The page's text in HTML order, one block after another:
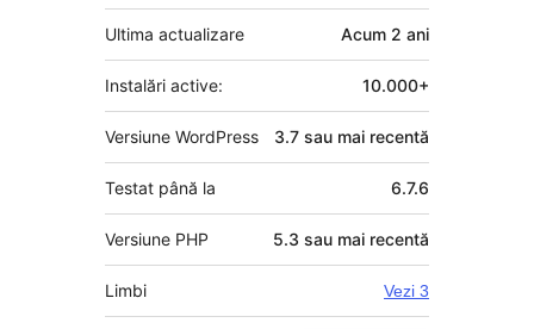
Ultima actualizare Acum 2 ani
Instalări active: 10.000+
Versiune WordPress 3.7 sau mai recentă
Testat până la 6.7.6
Versiune PHP 5.3 sau mai recentă
Limbi Vezi 3